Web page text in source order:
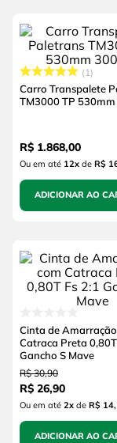
1
Carro Transpalete
TM3000 TP
R$ 1.868,00
Ou em até 12xde R$
ADICIONAR AO
Cinta de
Catraca Preta 0,80T
Gancho S Mave
R$ 30,90
R$ 26,90
Ou em até 2xde R$
ADICIONAR AO